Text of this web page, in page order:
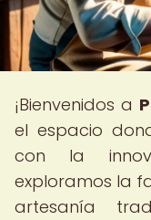
¡Bienvenidos a
el espacio
con la
exploramos la
artesanía